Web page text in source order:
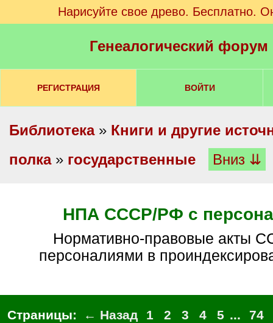
Нарисуйте свое древо. Бесплатно.
Генеалогический
РЕГИСТРАЦИЯ ВОЙТИ
Библиотека» Книги и другие
полка» государственные Вниз ⇊
НПА СССР/РФ с
Нормативно-правовые акты СССР/РФ с
персоналиями в
Страницы: ← Назад 1 2 3 4 5 ...
74